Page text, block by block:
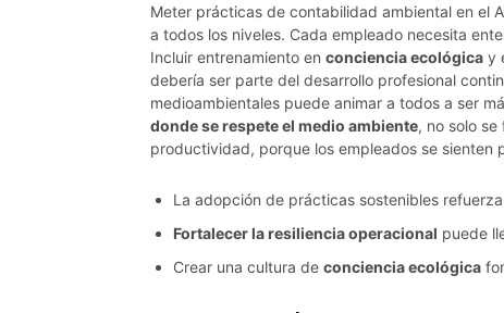
Meter prácticas de contabilidad ambiental en el
a todos los niveles. Cada empleado necesita
Incluir entrenamiento en conciencia ecológica y
debería ser parte del desarrollo profesional
medioambientales puede animar a todos a ser
donde se respete el medio ambiente, no solo
productividad, porque los empleados se sienten
La adopción de prácticas sostenibles refuerza
Fortalecer la resiliencia operacional puede
Crear una cultura de conciencia ecológica